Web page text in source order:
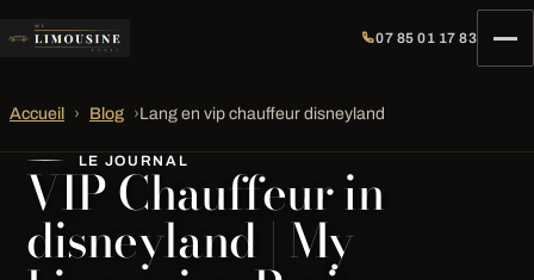
07 85 01 17 83
Accueil › Blog ›Lang en vip chauffeur disneyland
LE JOURNAL
VIP Chauffeur in
disneyland | My